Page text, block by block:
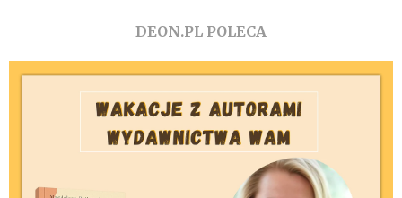
DEON.PL POLECA